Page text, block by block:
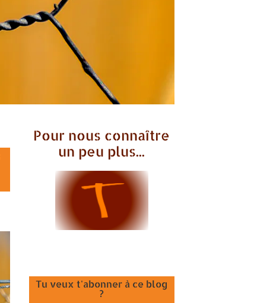
Pour nous connaître
un peu plus...
Tu veux t'abonner à ce blog
?